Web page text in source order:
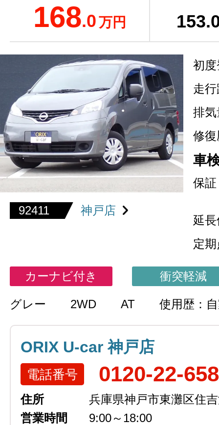
168.0万円 153
92411 神戸店
初
走
排気
修復
車
保証
延
定
カーナビ付き 衝突軽減
グレー 2WD AT 使用歴：
ORIX U-car 神戸店
電話番号 0120-22-
住所
兵庫県神戸市東灘区住
営業時間
9:00～18:00